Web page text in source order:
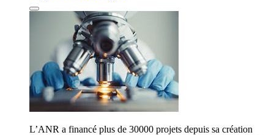
L’ANR a financé plus de 30000 projets depuis sa création